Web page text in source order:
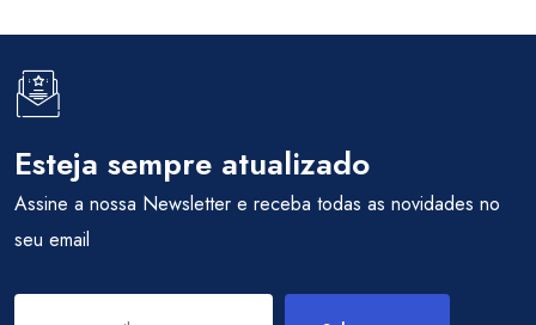
Esteja sempre atualizado
Assine a nossa Newsletter e receba todas as novidades no
seu email